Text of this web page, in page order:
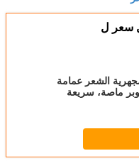
سعر ل
الشعر عمامة
ماصة، سريعة